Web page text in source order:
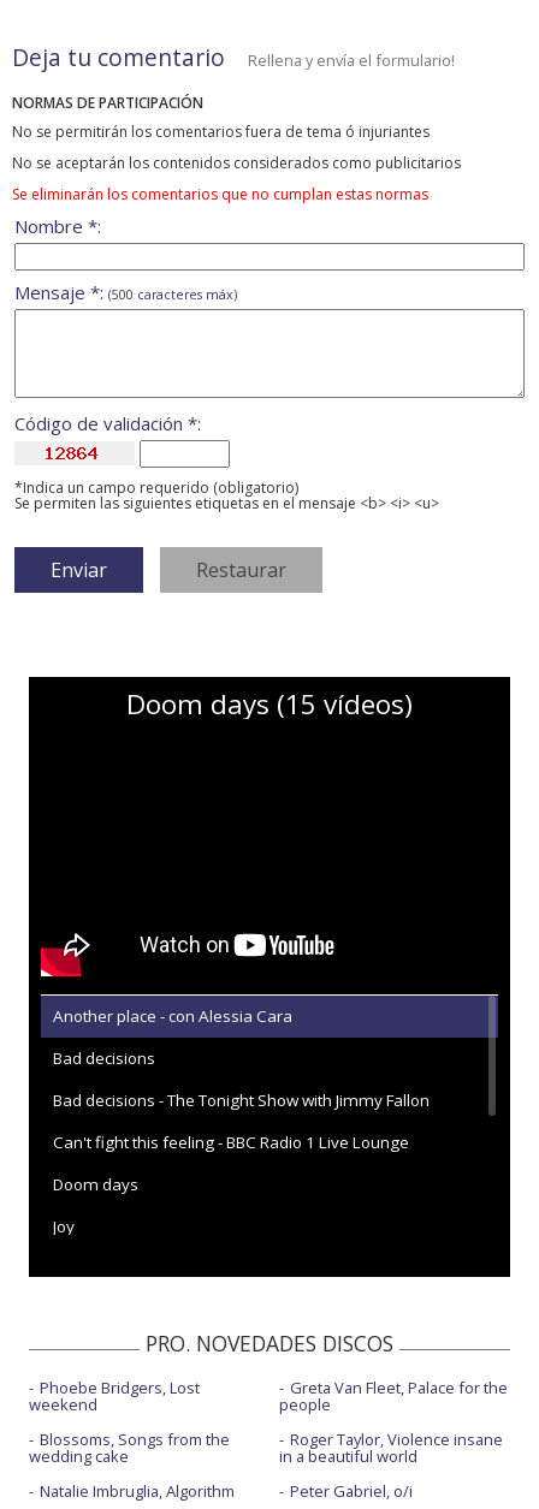
Deja tu comentario Rellena y envía el formulario!
NORMAS DE PARTICIPACIÓN
No se permitirán los comentarios fuera de tema ó injuriantes
No se aceptarán los contenidos considerados como publicitarios
Se eliminarán los comentarios que no cumplan estas normas
Nombre *:
Mensaje *: (500 caracteres máx)
Código de validación *:
*Indica un campo requerido (obligatorio)
Se permiten las siguientes etiquetas en el mensaje <b> <i> <u>
Doom days (15 vídeos)
Another place - con Alessia Cara
Bad decisions
Bad decisions - The Tonight Show with Jimmy Fallon
Can't fight this feeling - BBC Radio 1 Live Lounge
Doom days
Joy
Joy - vertical fan
Joy - Visualiser
Million pieces - The Chamber Orchestra Of London
PRO. NOVEDADES DISCOS
Phoebe Bridgers, Lost
weekend
Blossoms, Songs from the
wedding cake
Natalie Imbruglia, Algorithm
Greta Van Fleet, Palace for the
people
Roger Taylor, Violence insane
in a beautiful world
Peter Gabriel, o/i